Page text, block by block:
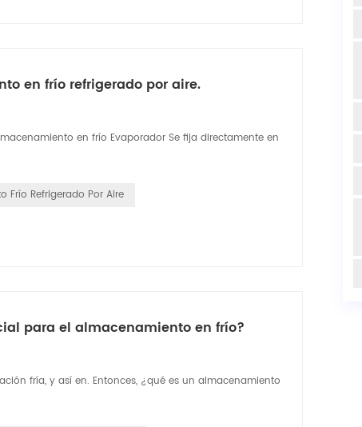
en frío refrigerado por aire.
en frío Evaporador Se fija directamente en
Frío Refrigerado Por Aire
para el almacenamiento en frío?
fría, y así en. Entonces, ¿qué es un almacenamiento